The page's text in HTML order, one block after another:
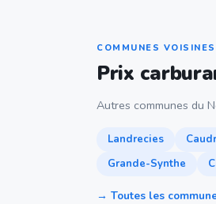
COMMUNES VOISINES
Prix
Autres communes du
Landrecies
Grande-Synthe
→ Toutes les